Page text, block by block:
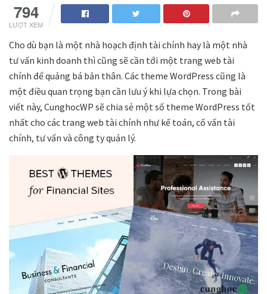
794
LƯỢT XEM
Cho dù bạn là một nhà hoạch định tài chính hay là một nhà
tư vấn kinh doanh thì cũng sẽ cần tới một trang web tài
chính để quảng bá bản thân. Các theme WordPress cũng là
một điều quan trọng bạn cần lưu ý khi lựa chọn. Trong bài
viết này, CunghocWP sẽ chia sẻ một số theme WordPress tốt
nhất cho các trang web tài chính như kế toán, cố vấn tài
chính, tư vấn và công ty quản lý.